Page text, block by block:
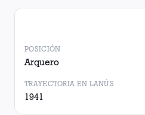
POSICIÓN
Arquero
TRAYECTORIA EN LANÚS
1941